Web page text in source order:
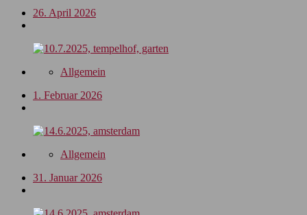
26. April 2026
Allgemein
1. Februar 2026
Allgemein
31. Januar 2026